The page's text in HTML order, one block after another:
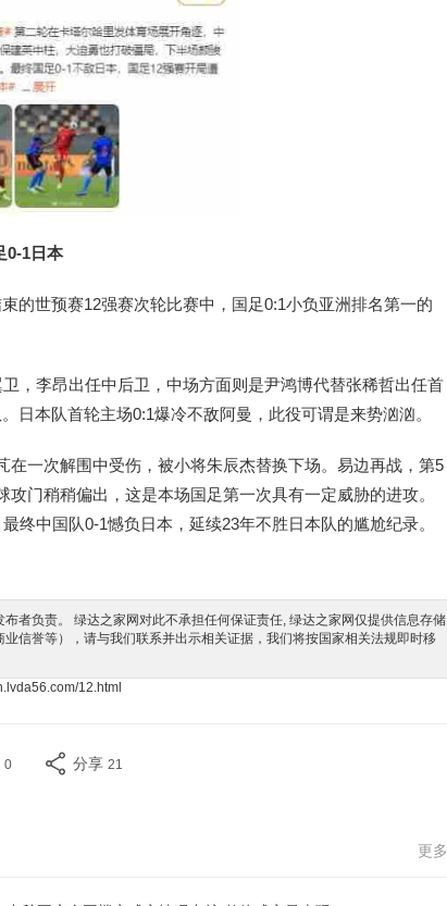
0-1日本
的世预赛12强赛次轮比赛中，国足0:1小负亚洲排名第一的
，李昂出任中后卫，中场方面则是尹鸿博代替张稀哲出任首
日本队首轮主场0:1爆冷不敌阿曼，此役可谓是来势汹汹。
一次解围中受伤，被小将朱辰杰替换下场。易边再战，第5
门稍稍偏出，这是本场国足第一次具有一定威胁的进攻。
终中国队0-1憾负日本，延续23年不胜日本队的尴尬纪录。
者负责。 绿达之家网对此不承担任何保证责任, 绿达之家网仅提供信息存储
信誉等），请与我们联系并出示相关证据，我们将按国家相关法规即时移
12.html
0 分享 21
更多